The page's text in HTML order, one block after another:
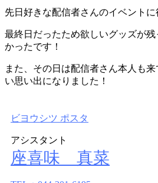
先日好きな配信者さんのイベントに
最終日だったため欲しいグッズが
かったです！
また、その日は配信者さん本人も
い思い出になりました！
ビヨウシツ ポスタ
アシスタント
座喜味 真菜